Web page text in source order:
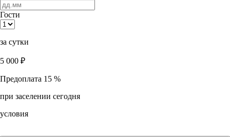
Гости
за сутки
5 000 ₽
Предоплата 15 %
при заселении сегодня
условия